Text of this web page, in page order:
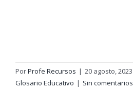
PorProfe Recursos | 20 agosto, 2023
Glosario Educativo | Sin comentarios